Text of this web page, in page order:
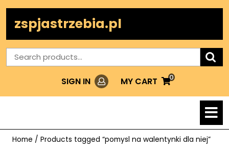
contentzspjastrzebia.pl
Search
for:
SIGN IN LoginMY CART
MY
0
Home / Products tagged “pomysl na walentynki dla niej”